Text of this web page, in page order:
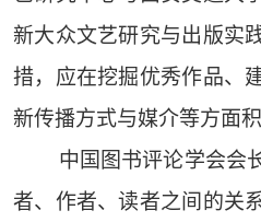
新大众文艺研究与出版实
措，应在挖掘优秀作品、
新传播方式与媒介等方面积
中国图书评论学会会
者、作者、读者之间的关